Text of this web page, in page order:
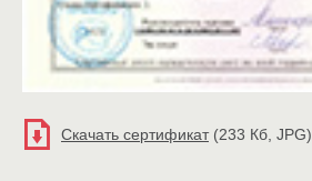
Скачать сертификат(233 Кб, JPG)